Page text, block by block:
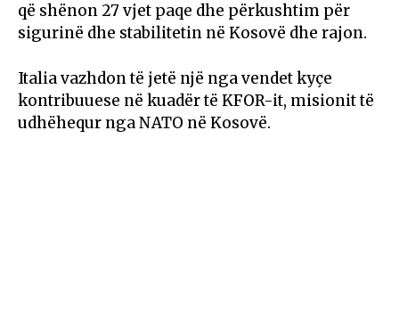
që shënon 27 vjet paqe dhe përkushtim për
sigurinë dhe stabilitetin në Kosovë dhe rajon.
Italia vazhdon të jetë një nga vendet kyçe
kontribuuese në kuadër të KFOR-it, misionit të
udhëhequr nga NATO në Kosovë.